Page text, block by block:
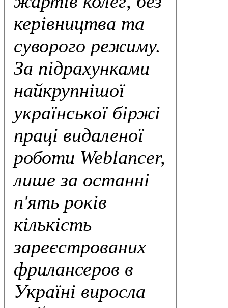
керівництва та
суворого режиму.
За підрахунками
найкрупнішої
української біржі
праці видаленої
роботи Weblancer,
лише за останні
п'ять років
кількість
зареєстрованих
фрилансеров в
Україні виросла